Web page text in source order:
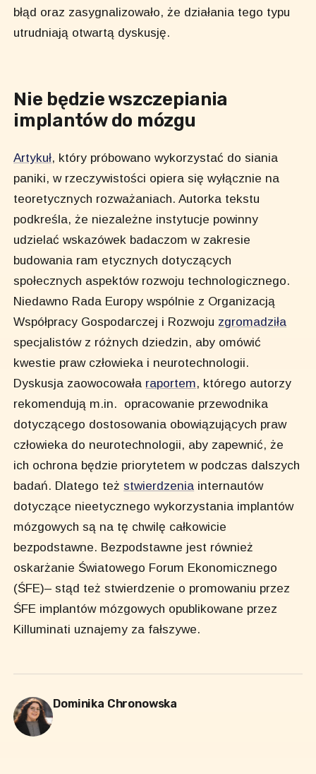
błąd oraz zasygnalizowało, że działania tego typu
utrudniają otwartą dyskusję.
Nie będzie wszczepiania
implantów do mózgu
Artykuł, który próbowano wykorzystać do siania
paniki, w rzeczywistości opiera się wyłącznie na
teoretycznych rozważaniach. Autorka tekstu
podkreśla, że niezależne instytucje powinny
udzielać wskazówek badaczom w zakresie
budowania ram etycznych dotyczących
społecznych aspektów rozwoju technologicznego.
Niedawno Rada Europy wspólnie z Organizacją
Współpracy Gospodarczej i Rozwoju zgromadziła
specjalistów z różnych dziedzin, aby omówić
kwestie praw człowieka i neurotechnologii.
Dyskusja zaowocowała raportem, którego autorzy
rekomendują m.in. opracowanie przewodnika
dotyczącego dostosowania obowiązujących praw
człowieka do neurotechnologii, aby zapewnić, że
ich ochrona będzie priorytetem w podczas dalszych
badań. Dlatego też stwierdzenia internautów
dotyczące nieetycznego wykorzystania implantów
mózgowych są na tę chwilę całkowicie
bezpodstawne. Bezpodstawne jest również
oskarżanie Światowego Forum Ekonomicznego
(ŚFE)– stąd też stwierdzenie o promowaniu przez
ŚFE implantów mózgowych opublikowane przez
Killuminati uznajemy za fałszywe.
Dominika Chronowska